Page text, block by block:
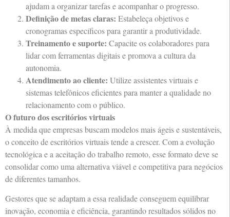
ajudam a organizar tarefas e acompanhar o progresso.
Definição de metas claras: Estabeleça objetivos e
cronogramas específicos para garantir a produtividade.
Treinamento e suporte: Capacite os colaboradores para
lidar com ferramentas digitais e promova a cultura da
autonomia.
Atendimento ao cliente: Utilize assistentes virtuais e
sistemas telefônicos eficientes para manter a qualidade no
relacionamento com o público.
O futuro dos escritórios virtuais
À medida que empresas buscam modelos mais ágeis e sustentáveis,
o conceito de escritórios virtuais tende a crescer. Com a evolução
tecnológica e a aceitação do trabalho remoto, esse formato deve se
consolidar como uma alternativa viável e competitiva para negócios
de diferentes tamanhos.
Gestores que se adaptam a essa realidade conseguem equilibrar
inovação, economia e eficiência, garantindo resultados sólidos no